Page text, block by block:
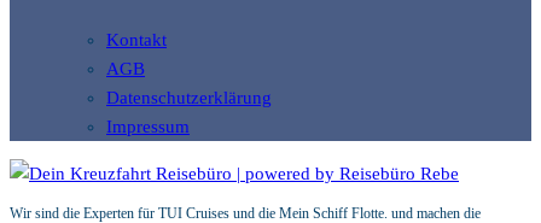
Kontakt
AGB
Datenschutzerklärung
Impressum
Wir sind die Experten für TUI Cruises und die Mein Schiff Flotte. und machen die